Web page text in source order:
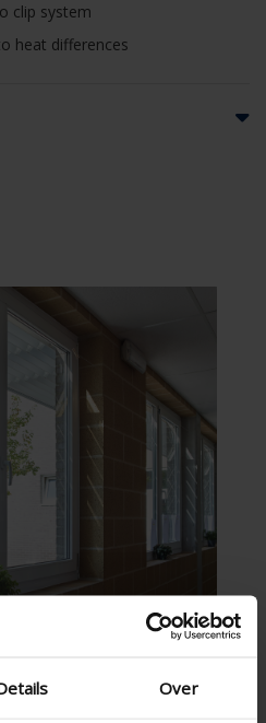
Over
clip system
heat differences